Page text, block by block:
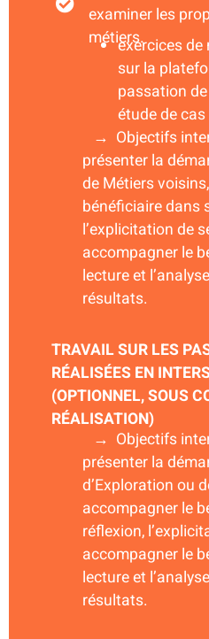
examiner les
métiers.exercices
sur la
passation de
étude de cas
→ Objectifs
présenter la
de Métiers
bénéficiaire dans
l’explicitation de
accompagner le
lecture et
résultats.
TRAVAIL SUR LES
RÉALISÉES EN
(OPTIONNEL, SOUS
RÉALISATION)
→ Objectifs
présenter la
d’Exploration ou
accompagner le
réflexion,
accompagner le
lecture et
résultats.